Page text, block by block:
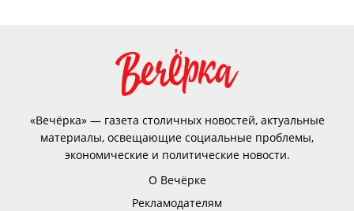
«Вечёрка» — газета столичных новостей, актуальные
материалы, освещающие социальные проблемы,
экономические и политические новости.
О Вечёрке
Рекламодателям